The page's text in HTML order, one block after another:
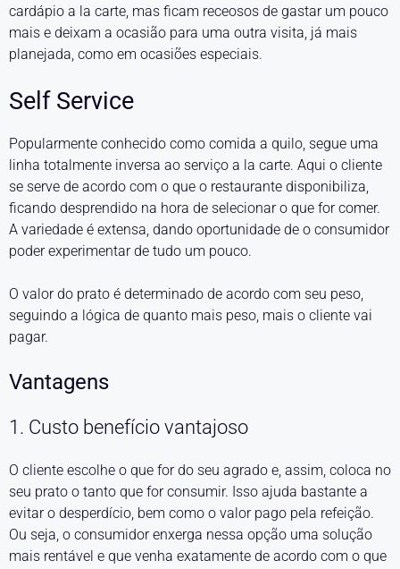
cardápio a la carte, mas ficam receosos de gastar um pouco
mais e deixam a ocasião para uma outra visita, já mais
planejada, como em ocasiões especiais.
Self Service
Popularmente conhecido como comida a quilo, segue uma
linha totalmente inversa ao serviço a la carte. Aqui o cliente
se serve de acordo com o que o restaurante disponibiliza,
ficando desprendido na hora de selecionar o que for comer.
A variedade é extensa, dando oportunidade de o consumidor
poder experimentar de tudo um pouco.
O valor do prato é determinado de acordo com seu peso,
seguindo a lógica de quanto mais peso, mais o cliente vai
pagar.
Vantagens
1. Custo benefício vantajoso
O cliente escolhe o que for do seu agrado e, assim, coloca no
seu prato o tanto que for consumir. Isso ajuda bastante a
evitar o desperdício, bem como o valor pago pela refeição.
Ou seja, o consumidor enxerga nessa opção uma solução
mais rentável e que venha exatamente de acordo com o que